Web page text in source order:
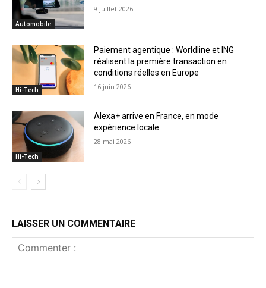
Automobile
9 juillet 2026
Hi-Tech
Paiement agentique : Worldline et ING
réalisent la première transaction en
conditions réelles en Europe
16 juin 2026
Hi-Tech
Alexa+ arrive en France, en mode
expérience locale
28 mai 2026
LAISSER UN COMMENTAIRE